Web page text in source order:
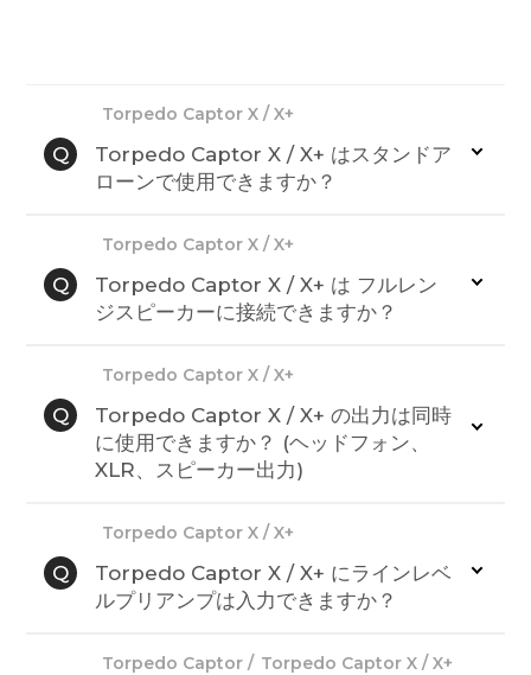
Torpedo Captor X / X+
Q
Torpedo Captor X / X+ はスタンドア
ローンで使用できますか？
Torpedo Captor X / X+
Q
Torpedo Captor X / X+ は フルレン
ジスピーカーに接続できますか？
Torpedo Captor X / X+
Q
Torpedo Captor X / X+ の出力は同時
に使用できますか？ (ヘッドフォン、
XLR、スピーカー出力)
Torpedo Captor X / X+
Q
Torpedo Captor X / X+ にラインレベ
ルプリアンプは入力できますか？
Torpedo Captor Torpedo Captor X / X+